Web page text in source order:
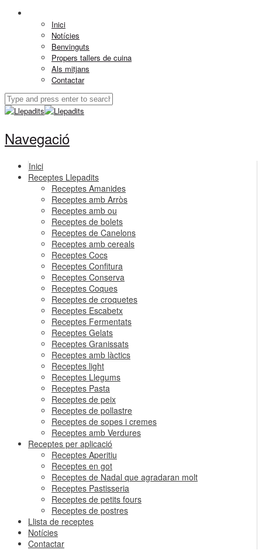
Inici
Notícies
Benvinguts
Propers tallers de cuina
Als mitjans
Contactar
Navegació
Inici
Receptes Llepadits
Receptes Amanides
Receptes amb Arròs
Receptes amb ou
Receptes de bolets
Receptes de Canelons
Receptes amb cereals
Receptes Cocs
Receptes Confitura
Receptes Conserva
Receptes Coques
Receptes de croquetes
Receptes Escabetx
Receptes Fermentats
Receptes Gelats
Receptes Granissats
Receptes amb làctics
Receptes light
Receptes Llegums
Receptes Pasta
Receptes de peix
Receptes de pollastre
Receptes de sopes i cremes
Receptes amb Verdures
Receptes per aplicació
Receptes Aperitiu
Receptes en got
Receptes de Nadal que agradaran molt
Receptes Pastisseria
Receptes de petits fours
Receptes de postres
Llista de receptes
Notícies
Contactar